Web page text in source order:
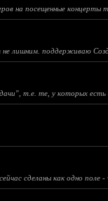
на посещенные концерты
лишним. поддерживаю
т.е. те, у которых
сделаны как одно поле